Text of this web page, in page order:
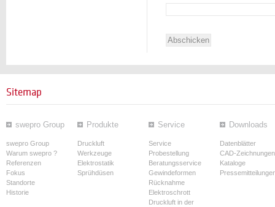
Sitemap
swepro Group
swepro Group
Warum swepro ?
Referenzen
Fokus
Standorte
Historie
Produkte
Druckluft
Werkzeuge
Elektrostatik
Sprühdüsen
Service
Service
Probestellung
Beratungsservice
Gewindeformen
Rücknahme
Elektroschrott
Druckluft in der
Downloads
Datenblätter
CAD-Zeichnungen
Kataloge